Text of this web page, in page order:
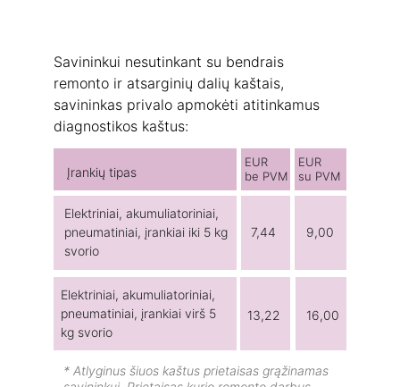
Savininkui nesutinkant su bendrais
remonto ir atsarginių dalių kaštais,
savininkas privalo apmokėti atitinkamus
diagnostikos kaštus:
Įrankių tipas
Elektriniai, akumuliatoriniai,
pneumatiniai, įrankiai iki 5 kg
svorio
Elektriniai, akumuliatoriniai,
pneumatiniai, įrankiai virš 5
kg svorio
EUR
be PVM
EUR
su PVM
7,44
13,22
9,00
16,00
* Atlyginus šiuos kaštus prietaisas grąžinamas